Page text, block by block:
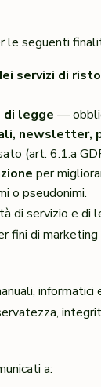
le seguenti
servizi di
di legge —
newsletter,
(art. 6.1.a
per
o pseudonimi.
di servizio e di
fini di
a: